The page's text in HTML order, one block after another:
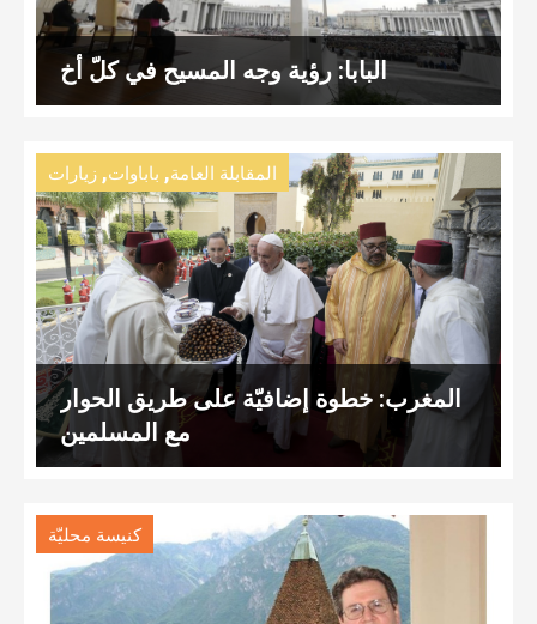
البابا: رؤية وجه المسيح في كلّ أخ
المقابلة العامة, باباوات, زيارات
المغرب: خطوة إضافيّة على طريق الحوار
مع المسلمين
كنيسة محليّة